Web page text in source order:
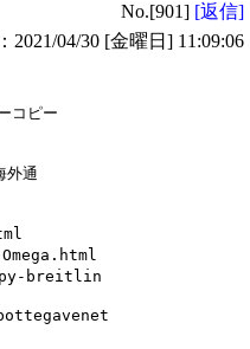
No.[901] [返信]
2021/04/30 [金曜日] 11:09:06
コピー
外通
copy-breitlin
bottegavenet